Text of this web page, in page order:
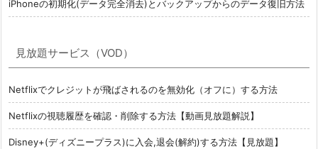
iPhoneの初期化(データ完全消去)とバックアップからのデータ復旧方法
見放題サービス（VOD）
Netflixでクレジットが飛ばされるのを無効化（オフに）する方法
Netflixの視聴履歴を確認・削除する方法【動画見放題解説】
Disney+(ディズニープラス)に入会,退会(解約)する方法【見放題】